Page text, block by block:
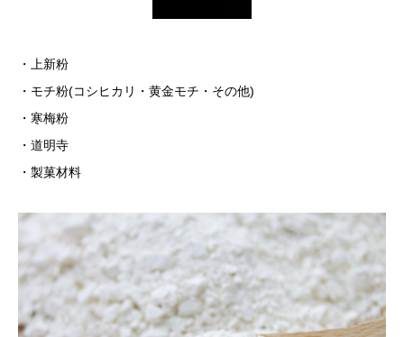
・上新粉
・モチ粉(コシヒカリ・黄金モチ・その他)
・寒梅粉
・道明寺
・製菓材料